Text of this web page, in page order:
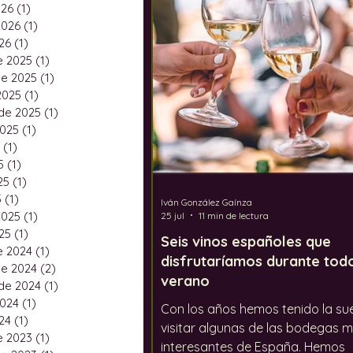
(1)
(1)
(1)
2025 (1)
2025 (1)
(1)
2025 (1)
(1)
(1)
(1)
(1)
(1)
(1)
(1)
2024 (1)
2024 (2)
2024 (1)
(1)
(1)
2023 (1)
Festivales El
Seis vinos españoles que
disfrutaríamos durante
verano
Con los años hemos tenido la
visitar algunas de las bodegas
interesantes de España. Hemos
Iván González Gaínza
25 jul
11 min de lectura